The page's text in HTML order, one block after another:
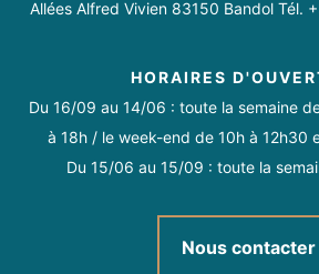
Allées Alfred Vivien 83150 Bandol Tél.
HORAIRES
Du 16/09 au 14/06 : toute la semaine
à 18h / le week-end de 10h à 12h30
Du 15/06 au 15/09 : toute la
Nous contacter